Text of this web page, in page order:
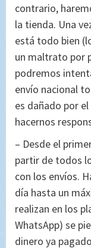
contrario,
la tienda. Una
está todo bien
un maltrato por
podremos
envío nacional
es dañado por
hacernos
– Desde el
partir de todos
con los envíos.
día hasta un
realizan en los
WhatsApp) se
dinero ya